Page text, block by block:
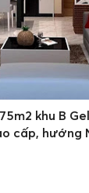
khu B
cấp, hướng